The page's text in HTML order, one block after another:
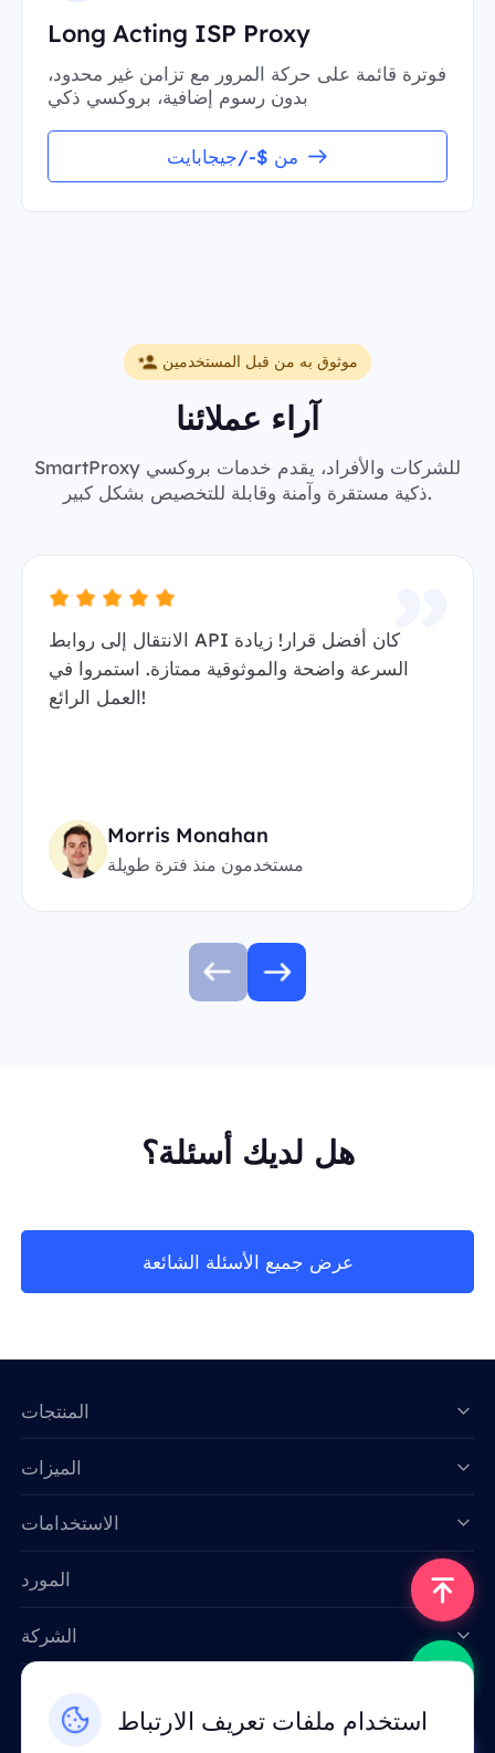
Long Acting ISP Proxy
فوترة قائمة على حركة المرور مع تزامن غير محدود،
بدون رسوم إضافية، بروكسي ذكي
من $-/جيجابايت
موثوق به من قبل المستخدمين
آراء عملائنا
SmartProxy للشركات والأفراد، يقدم خدمات بروكسي
ذكية مستقرة وآمنة وقابلة للتخصيص بشكل كبير.
الانتقال إلى روابط API كان أفضل قرار! زيادة
السرعة واضحة والموثوقية ممتازة. استمروا في
العمل الرائع!
Morris Monahan
مستخدمون منذ فترة طويلة
هل لديك أسئلة؟
عرض جميع الأسئلة الشائعة
استخدام ملفات تعريف الارتباط
المنتجات
الميزات
الاستخدامات
المورد
الشركة
Email: support@smartproxy.org